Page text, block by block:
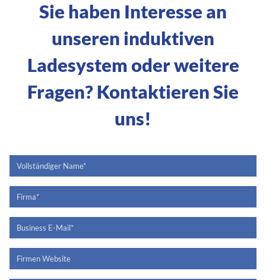
Sie haben Interesse an
unseren induktiven
Ladesystem oder weitere
Fragen? Kontaktieren Sie
uns!